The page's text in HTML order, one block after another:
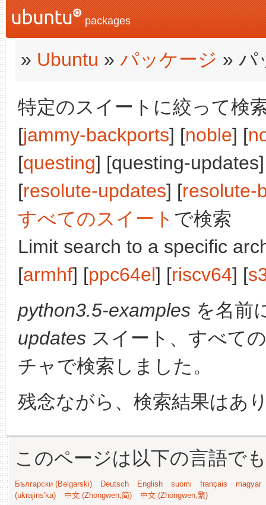
packages
» Ubuntu » パッケージ » パ
特定のスイートに絞って検
[jammy-backports] [noble] [
[questing] [questing-
[resolute-updates] [resolute-
すべてのスイート で検索
Limit search to a specific
[armhf] [ppc64el] [riscv64] [
python3.5-examples を名前
updates スイート、すべて
チャで検索しました。
残念ながら、検索結果はあ
このページは以下の言語で
Български (Bəlgarski) Deutsch English suomi français
magyar
(ukrajins'ka)
中文 (Zhongwen,简) 中文 (Zhongwen,繁)